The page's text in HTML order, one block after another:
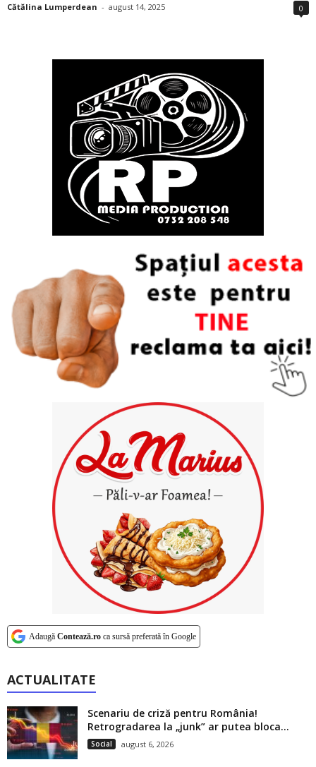
Cătălina Lumperdean - august 14, 2025 0
Adaugă Contează.ro ca sursă preferată în Google
ACTUALITATE
Scenariu de criză pentru România!
Retrogradarea la „junk” ar putea bloca...
Social august 6, 2026